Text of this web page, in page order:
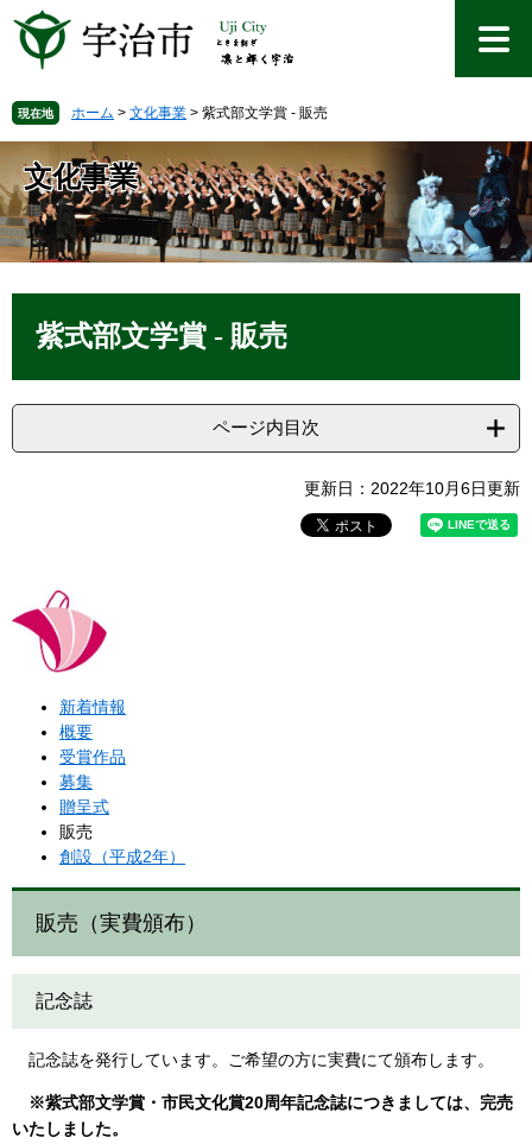
先
す
。
を
し
て
本
文
現在地 ホーム > 文化事業 > 紫式部文学賞 - 販売
文化事業
紫式部文学賞 - 販売
ページ内目次
更新日：2022年10月6日更新
新着情報
概要
受賞作品
募集
贈呈式
販売
創設（平成2年）
販売（実費頒布）
記念誌
記念誌を発行しています。ご希望の方に実費にて頒布します。
※紫式部文学賞・市民文化賞20周年記念誌につきましては、完売
いたしました。